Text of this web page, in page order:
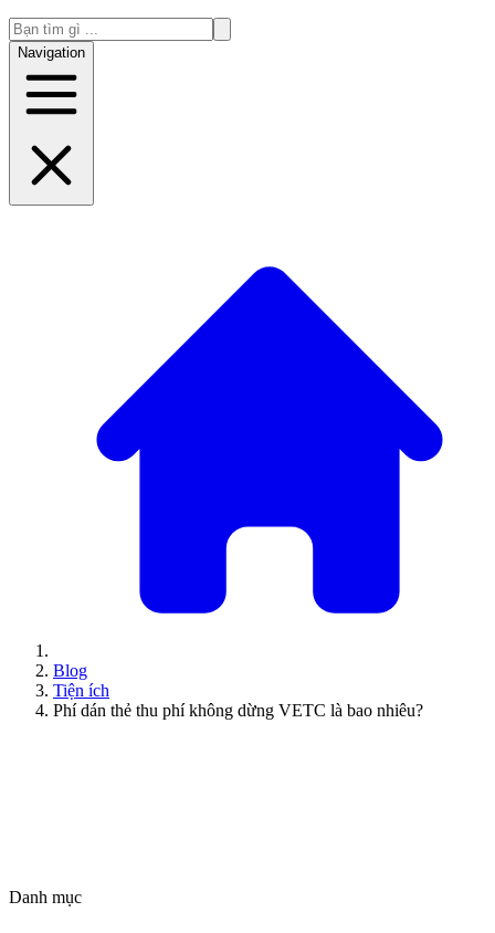
Navigation
Blog
Tiện ích
Phí dán thẻ thu phí không dừng VETC là bao nhiêu?
Danh mục